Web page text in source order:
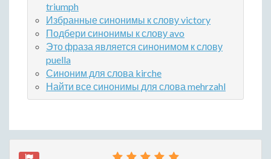
triumph
Избранные синонимы к слову victory
Подбери синонимы к слову avo
Это фраза является синонимом к слову
puella
Синоним для слова kirche
Найти все синонимы для слова mehrzahl